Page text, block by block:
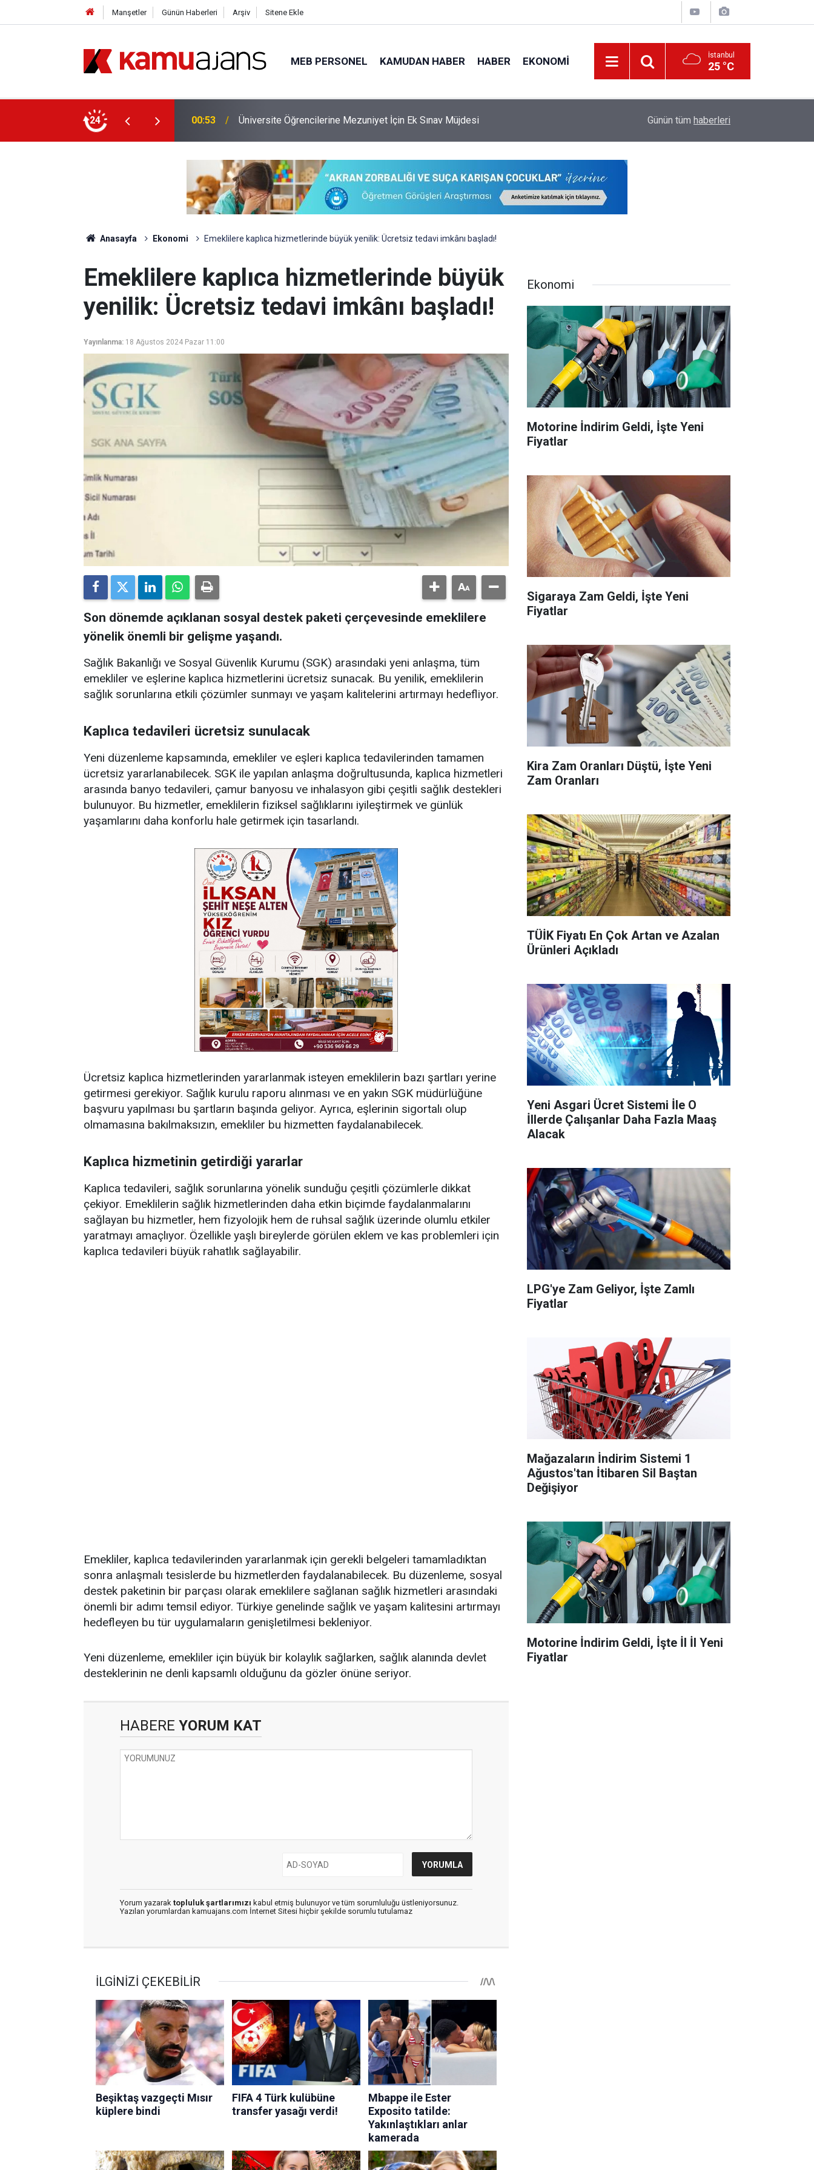
Manşetler Günün Haberleri Arşiv Sitene Ekle
MEB PERSONEL KAMUDAN HABER HABER EKONOMI İstanbul
25 °C
24
İçin Ek Sınav Müjdesi 00:11 Emniyet Genel Müdürlüğü'ne 6.250 Kişilik Yeni Kadro MEB Öğretmenlere İl Emri Atama Hakkı
Günün tüm haberleri
Anasayfa Ekonomi Emeklilere kaplıca hizmetlerinde büyük yenilik: Ücretsiz tedavi imkânı başladı!
Emeklilere kaplıca hizmetlerinde büyük
yenilik: Ücretsiz tedavi imkânı başladı!
Yayınlanma: 18 Ağustos 2024 Pazar 11:00
Son dönemde açıklanan sosyal destek paketi çerçevesinde emeklilere
yönelik önemli bir gelişme yaşandı.
Sağlık Bakanlığı ve Sosyal Güvenlik Kurumu (SGK) arasındaki yeni anlaşma, tüm
emekliler ve eşlerine kaplıca hizmetlerini ücretsiz sunacak. Bu yenilik, emeklilerin
sağlık sorunlarına etkili çözümler sunmayı ve yaşam kalitelerini artırmayı hedefliyor.
Kaplıca tedavileri ücretsiz sunulacak
Yeni düzenleme kapsamında, emekliler ve eşleri kaplıca tedavilerinden tamamen
ücretsiz yararlanabilecek. SGK ile yapılan anlaşma doğrultusunda, kaplıca hizmetleri
arasında banyo tedavileri, çamur banyosu ve inhalasyon gibi çeşitli sağlık destekleri
bulunuyor. Bu hizmetler, emeklilerin fiziksel sağlıklarını iyileştirmek ve günlük
yaşamlarını daha konforlu hale getirmek için tasarlandı.
Ücretsiz kaplıca hizmetlerinden yararlanmak isteyen emeklilerin bazı şartları yerine
getirmesi gerekiyor. Sağlık kurulu raporu alınması ve en yakın SGK müdürlüğüne
başvuru yapılması bu şartların başında geliyor. Ayrıca, eşlerinin sigortalı olup
olmamasına bakılmaksızın, emekliler bu hizmetten faydalanabilecek.
Kaplıca hizmetinin getirdiği yararlar
Kaplıca tedavileri, sağlık sorunlarına yönelik sunduğu çeşitli çözümlerle dikkat
çekiyor. Emeklilerin sağlık hizmetlerinden daha etkin biçimde faydalanmalarını
sağlayan bu hizmetler, hem fizyolojik hem de ruhsal sağlık üzerinde olumlu etkiler
yaratmayı amaçlıyor. Özellikle yaşlı bireylerde görülen eklem ve kas problemleri için
kaplıca tedavileri büyük rahatlık sağlayabilir.
Emekliler, kaplıca tedavilerinden yararlanmak için gerekli belgeleri tamamladıktan
sonra anlaşmalı tesislerde bu hizmetlerden faydalanabilecek. Bu düzenleme, sosyal
destek paketinin bir parçası olarak emeklilere sağlanan sağlık hizmetleri arasındaki
önemli bir adımı temsil ediyor. Türkiye genelinde sağlık ve yaşam kalitesini artırmayı
hedefleyen bu tür uygulamaların genişletilmesi bekleniyor.
Yeni düzenleme, emekliler için büyük bir kolaylık sağlarken, sağlık alanında devlet
desteklerinin ne denli kapsamlı olduğunu da gözler önüne seriyor.
HABERE YORUM KAT
Yorum yazarak topluluk şartlarımızı kabul etmiş bulunuyor ve tüm sorumluluğu üstleniyorsunuz.
Yazılan yorumlardan kamuajans.com İnternet Sitesi hiçbir şekilde sorumlu tutulamaz
Ekonomi
Motorine İndirim Geldi, İşte Yeni
Fiyatlar
Sigaraya Zam Geldi, İşte Yeni
Fiyatlar
Kira Zam Oranları Düştü, İşte Yeni
Zam Oranları
TÜİK Fiyatı En Çok Artan ve Azalan
Ürünleri Açıkladı
Yeni Asgari Ücret Sistemi İle O
İllerde Çalışanlar Daha Fazla Maaş
Alacak
LPG'ye Zam Geliyor, İşte Zamlı
Fiyatlar
Mağazaların İndirim Sistemi 1
Ağustos'tan İtibaren Sil Baştan
Değişiyor
Motorine İndirim Geldi, İşte İl İl Yeni
Fiyatlar